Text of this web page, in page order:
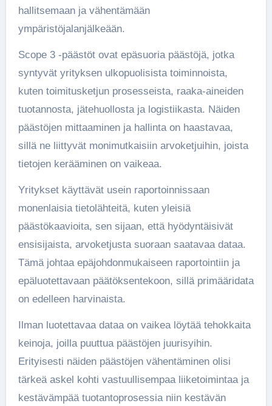
hallitsemaan ja vähentämään
ympäristöjalanjälkeään.
Scope 3 -päästöt ovat epäsuoria päästöjä, jotka
syntyvät yrityksen ulkopuolisista toiminnoista,
kuten toimitusketjun prosesseista, raaka-aineiden
tuotannosta, jätehuollosta ja logistiikasta. Näiden
päästöjen mittaaminen ja hallinta on haastavaa,
sillä ne liittyvät monimutkaisiin arvoketjuihin, joista
tietojen kerääminen on vaikeaa.
Yritykset käyttävät usein raportoinnissaan
monenlaisia tietolähteitä, kuten yleisiä
päästökaavioita, sen sijaan, että hyödyntäisivät
ensisijaista, arvoketjusta suoraan saatavaa dataa.
Tämä johtaa epäjohdonmukaiseen raportointiin ja
epäluotettavaan päätöksentekoon, sillä primääridata
on edelleen harvinaista.
Ilman luotettavaa dataa on vaikea löytää tehokkaita
keinoja, joilla puuttua päästöjen juurisyihin.
Erityisesti näiden päästöjen vähentäminen olisi
tärkeä askel kohti vastuullisempaa liiketoimintaa ja
kestävämpää tuotantoprosessia niin kestävän